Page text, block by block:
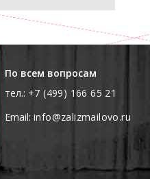
По всем вопросам
тел.: +7 (499) 166 65 21
Email: info@zalizmailovo.ru